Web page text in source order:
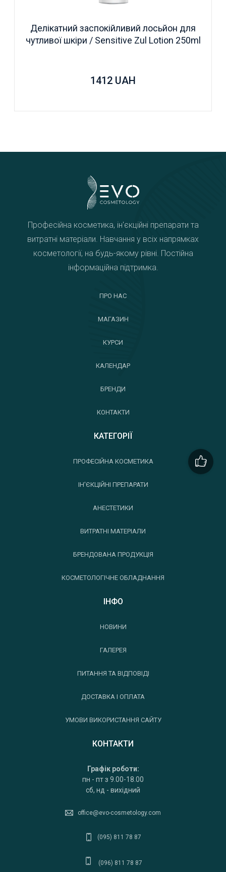
Делікатний заспокійливий лосьйон для
чутливої ​​шкіри / Sensitive Zul Lotion 250ml
1412 UAH
Професійна косметика, ін'єкційні препарати та
витратні матеріали. Навчання у всіх напрямках
косметології, на будь-якому рівні. Постійна
інформаційна підтримка.
ПРО НАС
МАГАЗИН
КУРСИ
КАЛЕНДАР
БРЕНДИ
КОНТАКТИ
КАТЕГОРІЇ
ПРОФЕСІЙНА КОСМЕТИКА
ІН'ЄКЦІЙНІ ПРЕПАРАТИ
АНЕСТЕТИКИ
ВИТРАТНІ МАТЕРІАЛИ
БРЕНДОВАНА ПРОДУКЦІЯ
КОСМЕТОЛОГІЧНЕ ОБЛАДНАННЯ
ІНФО
НОВИНИ
ГАЛЕРЕЯ
ПИТАННЯ ТА ВІДПОВІДІ
ДОСТАВКА І ОПЛАТА
УМОВИ ВИКОРИСТАННЯ САЙТУ
КОНТАКТИ
Графік роботи:
пн - пт з 9.00-18.00
сб, нд - вихідний
office@evo-cosmetology.com
(095) 811 78 87
(096) 811 78 87